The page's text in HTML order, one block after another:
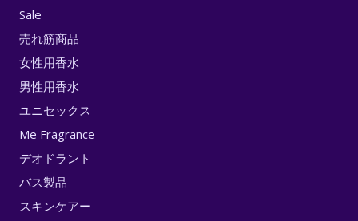
Sale
売れ筋商品
女性用香水
男性用香水
ユニセックス
Me Fragrance
デオドラント
バス製品
スキンケアー